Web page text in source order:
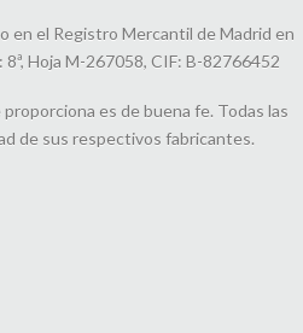
en el Registro Mercantil de Madrid en
Hoja M-267058, CIF: B-82766452
es de buena fe. Todas las
de sus respectivos fabricantes.